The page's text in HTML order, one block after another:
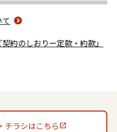
約のしおりー定款・約款」
チラシはこちら